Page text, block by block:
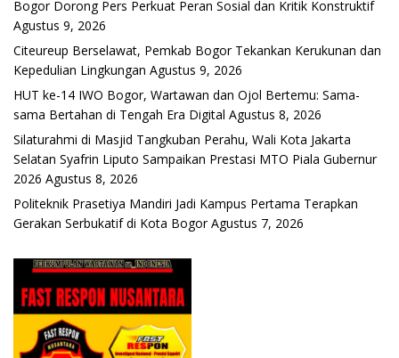
Bogor Dorong Pers Perkuat Peran Sosial dan Kritik Konstruktif
Agustus 9, 2026
Citeureup Berselawat, Pemkab Bogor Tekankan Kerukunan dan
Kepedulian Lingkungan Agustus 9, 2026
HUT ke-14 IWO Bogor, Wartawan dan Ojol Bertemu: Sama-
sama Bertahan di Tengah Era Digital Agustus 8, 2026
Silaturahmi di Masjid Tangkuban Perahu, Wali Kota Jakarta
Selatan Syafrin Liputo Sampaikan Prestasi MTO Piala Gubernur
2026 Agustus 8, 2026
Politeknik Prasetiya Mandiri Jadi Kampus Pertama Terapkan
Gerakan Serbukatif di Kota Bogor Agustus 7, 2026